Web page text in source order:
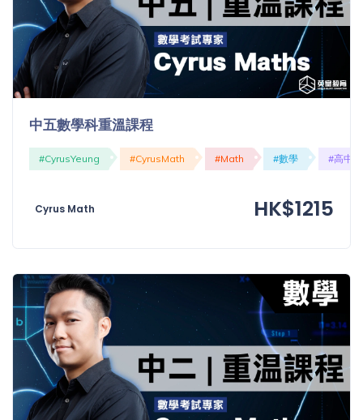
中五數學科重溫課程
#CyrusYeung #CyrusMath #Math #數學 #高中
Cyrus Math HK$1215